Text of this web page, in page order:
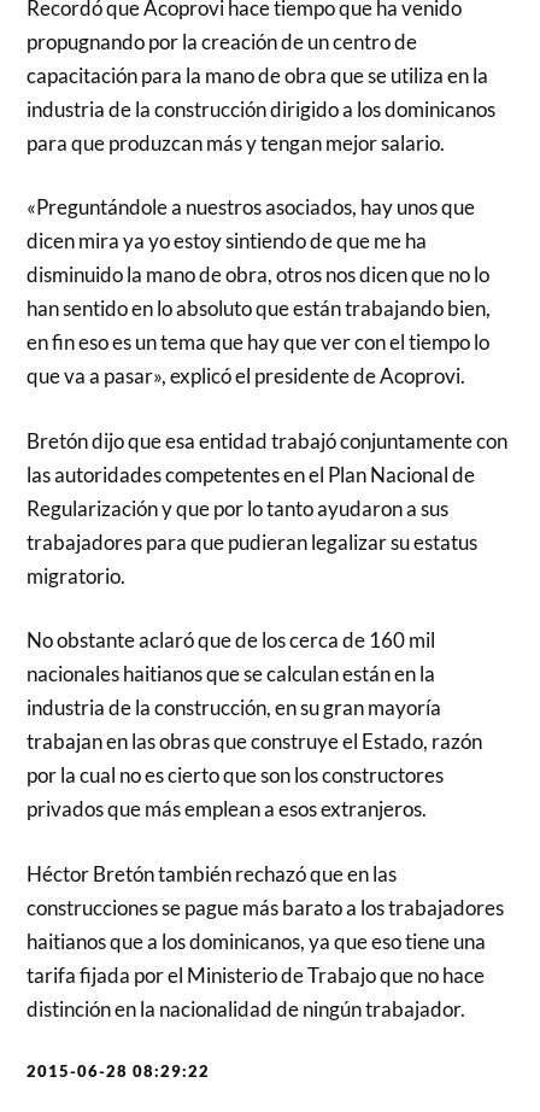
Recordó que Acoprovi hace tiempo que ha venido
propugnando por la creación de un centro de
capacitación para la mano de obra que se utiliza en la
industria de la construcción dirigido a los dominicanos
para que produzcan más y tengan mejor salario.
«Preguntándole a nuestros asociados, hay unos que
dicen mira ya yo estoy sintiendo de que me ha
disminuido la mano de obra, otros nos dicen que no lo
han sentido en lo absoluto que están trabajando bien,
en fin eso es un tema que hay que ver con el tiempo lo
que va a pasar», explicó el presidente de Acoprovi.
Bretón dijo que esa entidad trabajó conjuntamente con
las autoridades competentes en el Plan Nacional de
Regularización y que por lo tanto ayudaron a sus
trabajadores para que pudieran legalizar su estatus
migratorio.
No obstante aclaró que de los cerca de 160 mil
nacionales haitianos que se calculan están en la
industria de la construcción, en su gran mayoría
trabajan en las obras que construye el Estado, razón
por la cual no es cierto que son los constructores
privados que más emplean a esos extranjeros.
Héctor Bretón también rechazó que en las
construcciones se pague más barato a los trabajadores
haitianos que a los dominicanos, ya que eso tiene una
tarifa fijada por el Ministerio de Trabajo que no hace
distinción en la nacionalidad de ningún trabajador.
2015-06-28 08:29:22